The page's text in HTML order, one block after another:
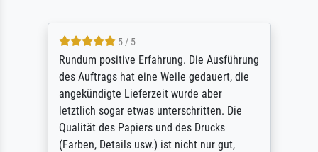
5 / 5
Rundum positive Erfahrung. Die Ausführung
des Auftrags hat eine Weile gedauert, die
angekündigte Lieferzeit wurde aber
letztlich sogar etwas unterschritten. Die
Qualität des Papiers und des Drucks
(Farben, Details usw.) ist nicht nur gut,